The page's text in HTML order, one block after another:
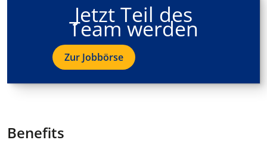
Jetzt Teil des
Team werden
Zur Jobbörse
Benefits